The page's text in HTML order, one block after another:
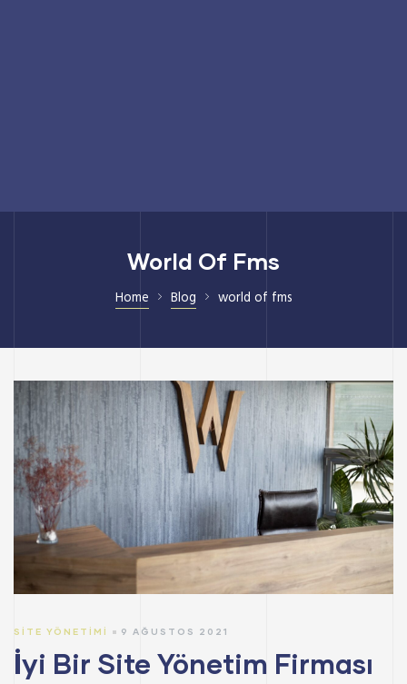
World Of Fms
Home Blog world of fms
SITE YÖNETIMI 9 AĞUSTOS 2021
İyi Bir Site Yönetim Firması